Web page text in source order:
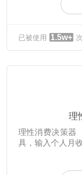
已被使用 1.5w+ 次
理
理性消费决策器
具，输入个人月